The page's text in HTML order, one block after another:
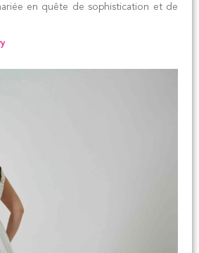
en quête de sophistication et de